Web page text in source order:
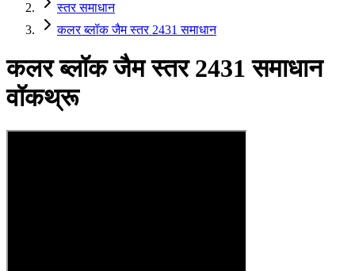
स्तर समाधान
कलर ब्लॉक जैम स्तर 2431 समाधान
कलर ब्लॉक जैम स्तर 2431 समाधान
वॉकथ्रू